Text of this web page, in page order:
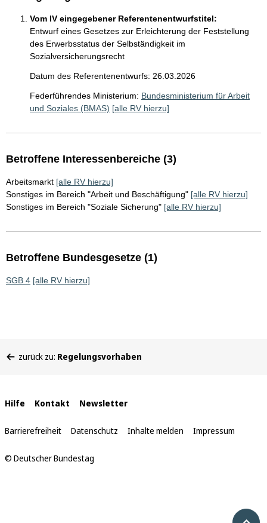
Vom IV eingegebener Referentenentwurfstitel:
Entwurf eines Gesetzes zur Erleichterung der Feststellung
des Erwerbsstatus der Selbständigkeit im
Sozialversicherungsrecht
Datum des Referentenentwurfs: 26.03.2026
Federführendes Ministerium: Bundesministerium für Arbeit
und Soziales (BMAS) [alle RV hierzu]
Betroffene Interessenbereiche (3)
Arbeitsmarkt [alle RV hierzu]
Sonstiges im Bereich "Arbeit und Beschäftigung" [alle RV hierzu]
Sonstiges im Bereich "Soziale Sicherung" [alle RV hierzu]
Betroffene Bundesgesetze (1)
SGB 4 [alle RV hierzu]
befinden
zurück zu: Regelungsvorhaben
Interne
Links
Hilfe Kontakt Newsletter
Barrierefreiheit Datenschutz Inhalte melden Impressum
© Deutscher Bundestag